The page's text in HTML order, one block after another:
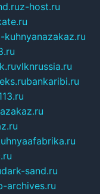
z-host.ru
kuhnyanazakaz.ru
vlknrussia.ru
bankaribi.ru
dark-sand.ru
archives.ru